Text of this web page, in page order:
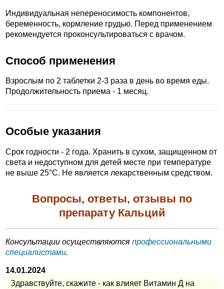
Индивидуальная непереносимость компонентов,
беременность, кормление грудью. Перед применением
рекомендуется проконсультироваться с врачом.
Способ применения
Взрослым по 2 таблетки 2-3 раза в день во время еды.
Продолжительность приема - 1 месяц.
Особые указания
Срок годности - 2 года. Хранить в сухом, защищенном от
света и недоступном для детей месте при температуре
не выше 25°С. Не является лекарственным средством.
Вопросы, ответы, отзывы по
препарату Кальций
Консультации осуществляются профессиональными
специалистами.
14.01.2024
Здравствуйте, скажите - как влияет Витамин Д на